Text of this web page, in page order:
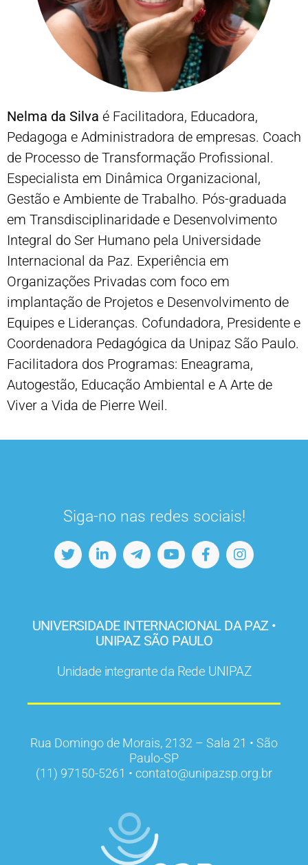
Nelma da Silva é Facilitadora, Educadora,
Pedagoga e Administradora de empresas. Coach
de Processo de Transformação Profissional.
Especialista em Dinâmica Organizacional,
Gestão e Ambiente de Trabalho. Pós-graduada
em Transdisciplinaridade e Desenvolvimento
Integral do Ser Humano pela Universidade
Internacional da Paz. Experiência em
Organizações Privadas com foco em
implantação de Projetos e Desenvolvimento de
Equipes e Lideranças. Cofundadora, Presidente e
Coordenadora Pedagógica da Unipaz São Paulo.
Facilitadora dos Programas: Eneagrama,
Autogestão, Educação Ambiental e A Arte de
Viver a Vida de Pierre Weil.
Siga-no nas redes sociais!
UNIVERSIDADE INTERNACIONAL DA PAZ •
UNIPAZ SÃO PAULO
Unidade integrante da Rede UNIPAZ
Rua Domingo de Morais, 2132 – Sala 21 • São
Paulo-SP
(11) 97150-5261 • contato@unipazsp.org.br